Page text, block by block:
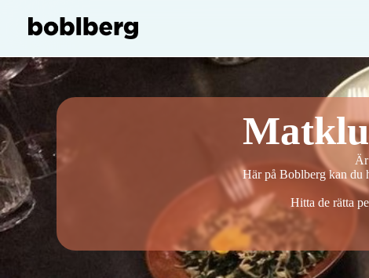
Är
Här på Boblberg kan du
Hitta de rätta